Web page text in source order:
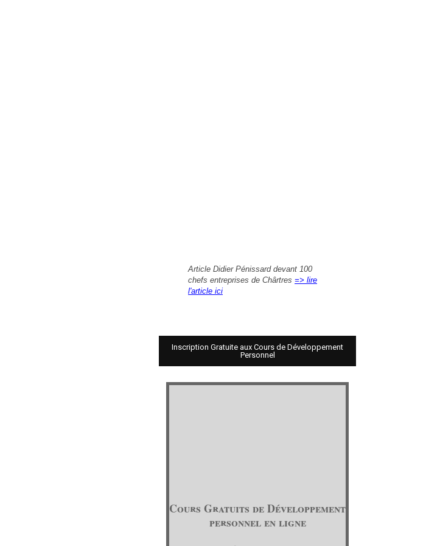
Article Didier Pénissard devant 100
chefs entreprises de Chârtres => lire
l'article ici
Inscription Gratuite aux Cours de Développement
Personnel
Cours Gratuits de Développement
personnel en ligne